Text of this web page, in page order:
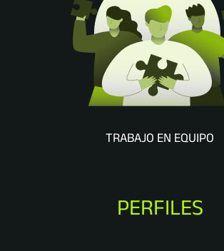
TRABAJO EN EQUIPO
PERFILES